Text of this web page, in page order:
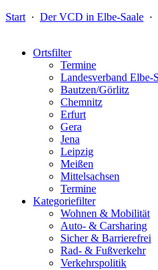
Start · Der VCD in Elbe-Saale ·
Ortsfilter
Termine
Landesverband Elbe-
Bautzen/Görlitz
Chemnitz
Erfurt
Gera
Jena
Leipzig
Meißen
Mittelsachsen
Termine
Kategoriefilter
Wohnen & Mobilität
Auto- & Carsharing
Sicher & Barrierefrei
Rad- & Fußverkehr
Verkehrspolitik